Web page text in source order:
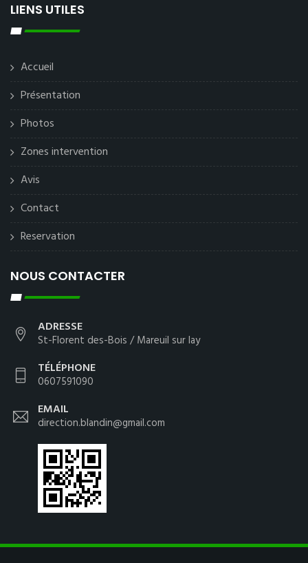
LIENS UTILES
Accueil
Présentation
Photos
Zones intervention
Avis
Contact
Reservation
NOUS CONTACTER
ADRESSE
St-Florent des-Bois / Mareuil sur lay
TÉLÉPHONE
0607591090
EMAIL
direction.blandin@gmail.com